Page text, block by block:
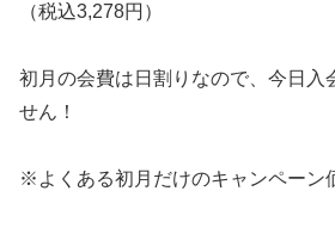
（税込3,278円）
初月の会費は日割りなので、今日入
せん！
※よくある初月だけのキャンペーン